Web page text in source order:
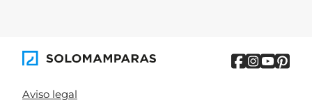
Aviso legal